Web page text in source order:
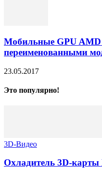
Мобильные GPU AMD
переименованными
23.05.2017
Это популярно!
3D-Видео
Охладитель 3D-карты